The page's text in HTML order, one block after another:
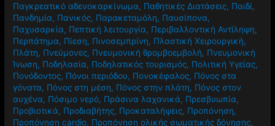
Παγκρεατικό αδενοκαρκίνωμα, Παθητικές Διατάσεις, Παιδί,
Πανδημία, Πανικός, Παρακεταμόλη, Παυσίπονα,
Παχυσαρκία, Πεπτική λειτουργία, Περιβαλλοντική Αντίληψη,
Περπάτημα, Πίεση, Πινοσεμπρίνη, Πλαστική Χειρουργική,
Πλάτη, Πνεύμονες, Πνευμονική θρομβοεμβολή, Πνευμονική
Ίνωση, Ποδηλασία, Ποδηλατικός τουρισμός, Πολιτική Υγείας,
Πονόδοντος, Πόνοι περιόδου, Πονοκέφαλος, Πόνος στα
γόνατα, Πόνος στη μέση, Πόνος στην πλάτη, Πόνος στον
αυχένα, Πόσιμο νερό, Πράσινα λαχανικά, Πρεσβυωπία,
Προβιοτικά, Προδιαβήτης, Προκαταλήψεις, Προπόνηση,
Προπόνηση cardio, Προπόνηση ολικής σωματικής δόνησης,